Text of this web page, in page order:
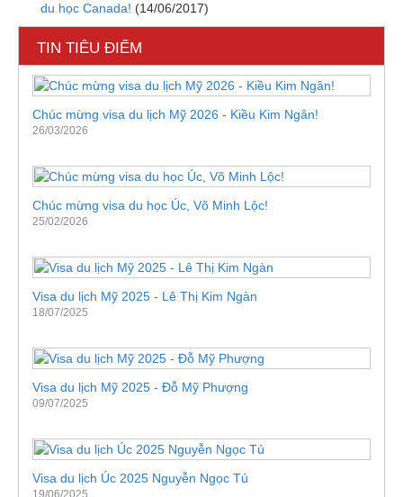
du học Canada! (14/06/2017)
TIN TIÊU ĐIỂM
Chúc mừng visa du lịch Mỹ 2026 - Kiều Kim Ngân!
26/03/2026
Chúc mừng visa du học Úc, Võ Minh Lộc!
25/02/2026
Visa du lịch Mỹ 2025 - Lê Thị Kim Ngàn
18/07/2025
Visa du lịch Mỹ 2025 - Đỗ Mỹ Phượng
09/07/2025
Visa du lịch Úc 2025 Nguyễn Ngọc Tú
19/06/2025